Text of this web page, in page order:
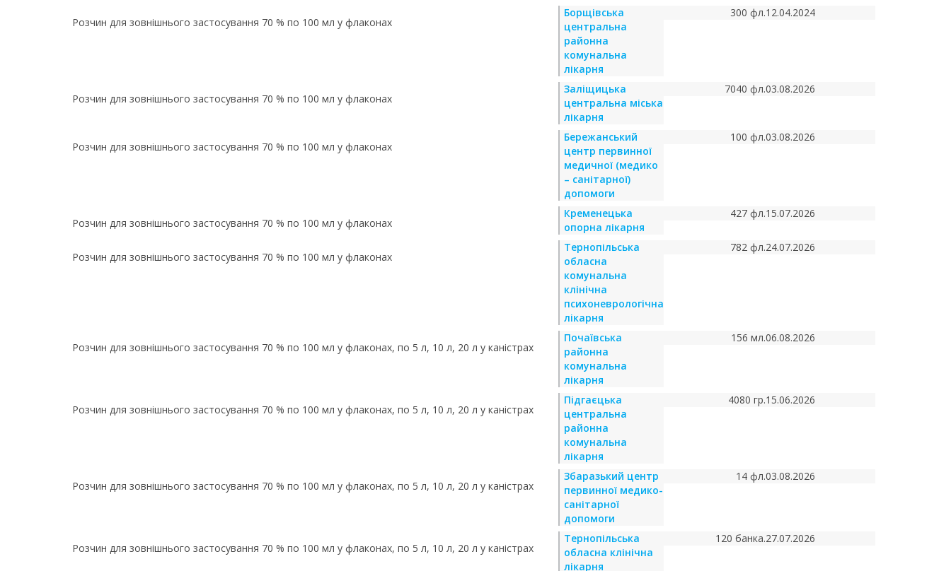
Розчин для зовнішнього застосування 70 % по 100 мл у флаконах
Борщівська
центральна
районна
комунальна
лікарня
300 фл.12.04.2024
Розчин для зовнішнього застосування 70 % по 100 мл у флаконах
Заліщицька
центральна міська
лікарня
7040 фл.03.08.2026
Розчин для зовнішнього застосування 70 % по 100 мл у флаконах
Бережанський
центр первинної
медичної (медико
– санітарної)
допомоги
100 фл.03.08.2026
Розчин для зовнішнього застосування 70 % по 100 мл у флаконах
Кременецька
опорна лікарня
427 фл.15.07.2026
Розчин для зовнішнього застосування 70 % по 100 мл у флаконах
Тернопільська
обласна
комунальна
клінічна
психоневрологічна
лікарня
782 фл.24.07.2026
Розчин для зовнішнього застосування 70 % по 100 мл у флаконах, по 5 л, 10 л, 20 л у каністрах
Почаївська
районна
комунальна
лікарня
156 мл.06.08.2026
Розчин для зовнішнього застосування 70 % по 100 мл у флаконах, по 5 л, 10 л, 20 л у каністрах
Підгаєцька
центральна
районна
комунальна
лікарня
4080 гр.15.06.2026
Розчин для зовнішнього застосування 70 % по 100 мл у флаконах, по 5 л, 10 л, 20 л у каністрах
Збаразький центр
первинної медико-
санітарної
допомоги
14 фл.03.08.2026
Розчин для зовнішнього застосування 70 % по 100 мл у флаконах, по 5 л, 10 л, 20 л у каністрах
Тернопільська
обласна клінічна
лікарня
120 банка.27.07.2026